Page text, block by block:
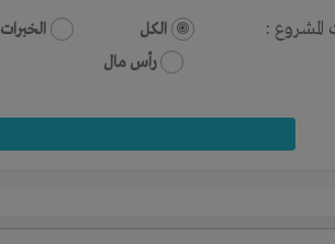
المشروع : الكل الخبرات
رأس مال